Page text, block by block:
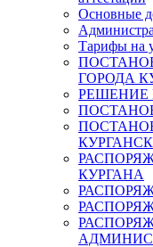
Основные
Тарифы на
ГОРОДА
РЕШЕНИЕ
КУРГАНА